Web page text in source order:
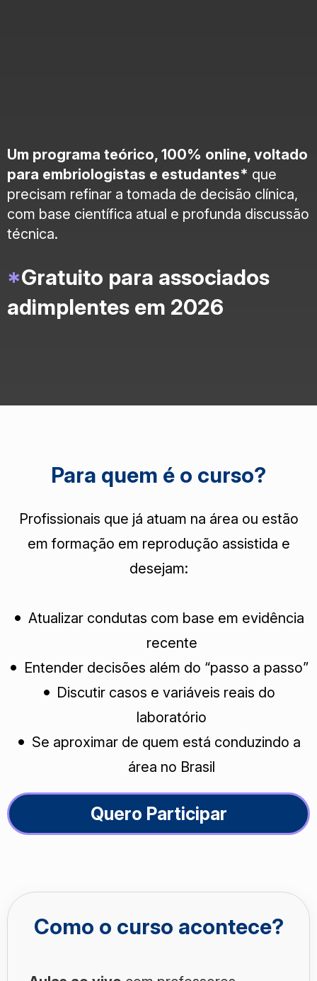
Um programa teórico, 100% online, voltado
para embriologistas e estudantes* que
precisam refinar a tomada de decisão clínica,
com base científica atual e profunda discussão
técnica.
*Gratuito para associados
adimplentes em 2026
Para quem é o curso?
Profissionais que já atuam na área ou estão
em formação em reprodução assistida e
desejam:
Atualizar condutas com base em evidência
recente
Entender decisões além do “passo a passo”
Discutir casos e variáveis reais do
laboratório
Se aproximar de quem está conduzindo a
área no Brasil
Quero Participar
Como o curso acontece?